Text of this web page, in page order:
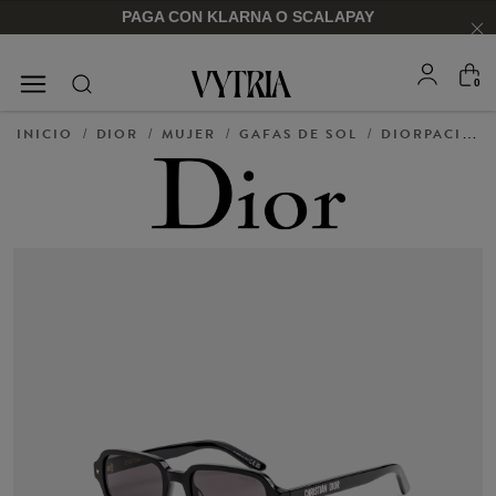
PAGA CON KLARNA O SCALAPAY
GAFAS DE SOL
COMPRAR AHORA
MONTURAS
COMPRAR AHORA
0
INICIO / DIOR / MUJER / GAFAS DE SOL / DIORPACIFIC S3I